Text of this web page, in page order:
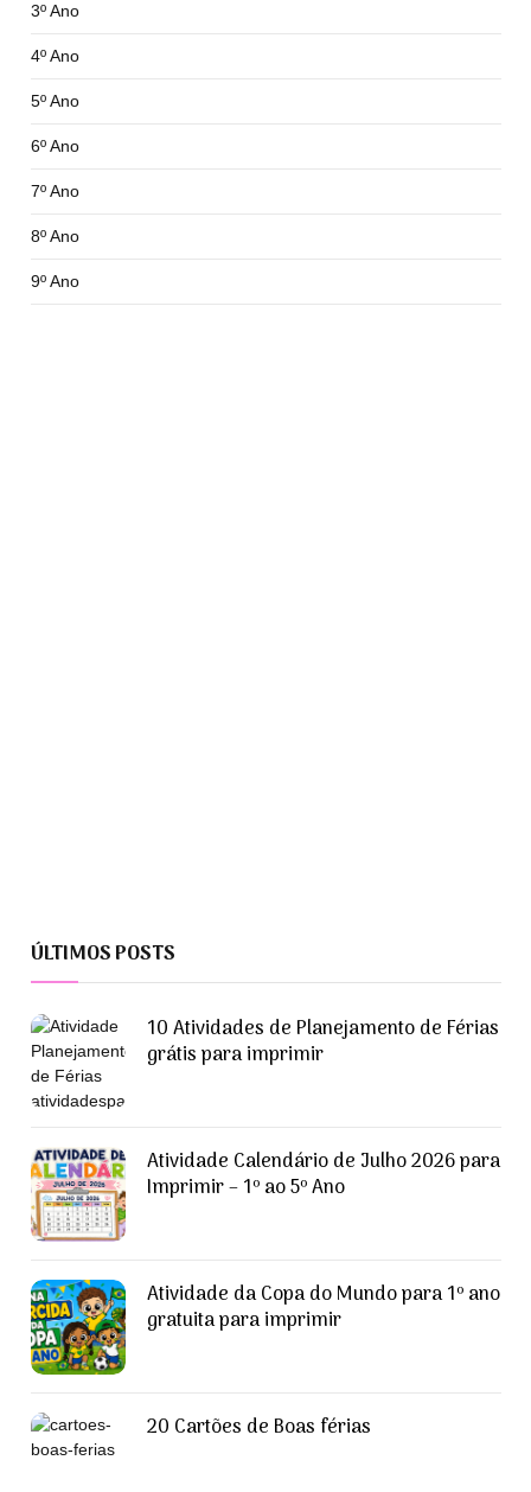
3º Ano
4º Ano
5º Ano
6º Ano
7º Ano
8º Ano
9º Ano
ÚLTIMOS POSTS
10 Atividades de Planejamento de Férias
grátis para imprimir
Atividade Calendário de Julho 2026 para
Imprimir – 1º ao 5º Ano
Atividade da Copa do Mundo para 1º ano
gratuita para imprimir
20 Cartões de Boas férias